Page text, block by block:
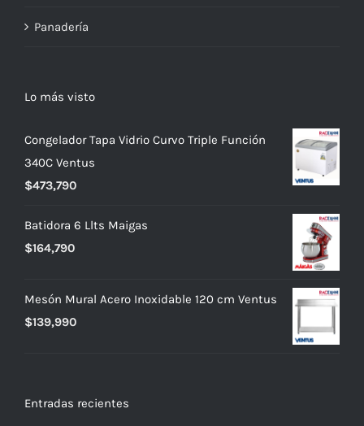
Panadería
Lo más visto
Congelador Tapa Vidrio Curvo Triple Función
340C Ventus
$473,790
Batidora 6 Llts Maigas
$164,790
Mesón Mural Acero Inoxidable 120 cm Ventus
$139,990
Entradas recientes